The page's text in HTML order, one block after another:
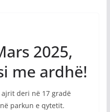
2025,
me ardhë!
deri në 17 gradë
parkun e qytetit.